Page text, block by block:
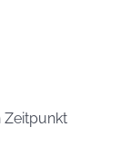
Zeitpunkt